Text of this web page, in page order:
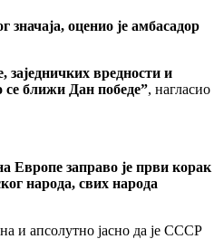
оценио је амбасадор
заједничких вредности и
се ближи Дан победе”, нагласио
Европе заправо је први корак
народа, свих народа
и апсолутно јасно да је СССР